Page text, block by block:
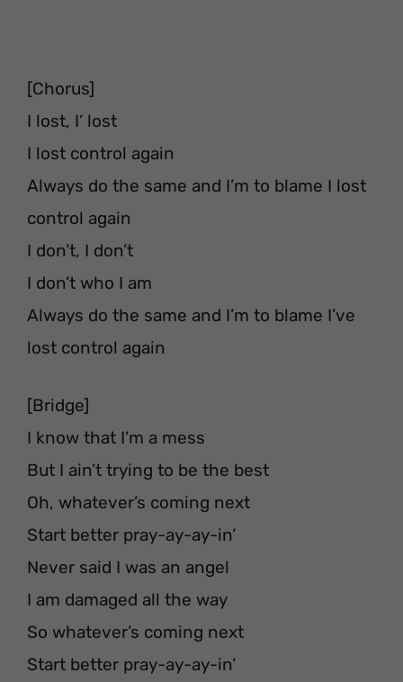
[Chorus]
I lost, I’ lost
I lost control again
Always do the same and I’m to blame I lost
control again
I don’t, I don’t
I don’t who I am
Always do the same and I’m to blame I’ve
lost control again
[Bridge]
I know that I’m a mess
But I ain’t trying to be the best
Oh, whatever’s coming next
Start better pray-ay-ay-in’
Never said I was an angel
I am damaged all the way
So whatever’s coming next
Start better pray-ay-ay-in’